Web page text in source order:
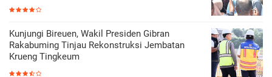
Kunjungi Bireuen, Wakil Presiden Gibran
Rakabuming Tinjau Rekonstruksi Jembatan
Krueng Tingkeum